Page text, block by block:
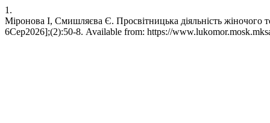
1.
Міронова І, Смишляєва Є. Просвітницька діяльність
6Сер2026];(2):50-8. Available from: https://